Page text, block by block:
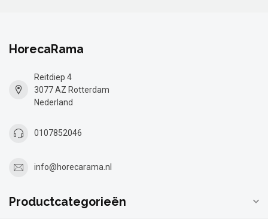
HorecaRama
Reitdiep 4
3077 AZ Rotterdam
Nederland
0107852046
info@horecarama.nl
Productcategorieën